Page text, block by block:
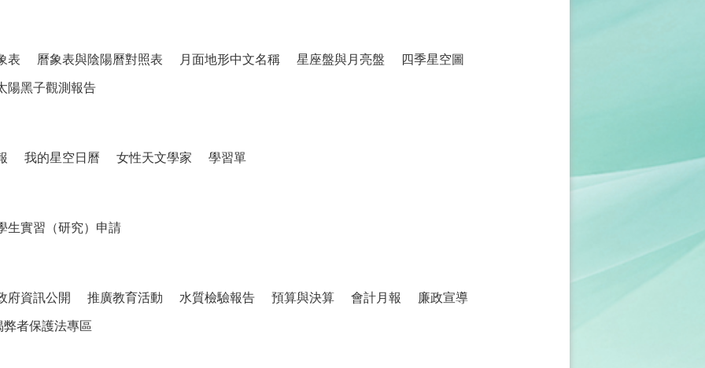
表 曆象表與陰陽曆對照表 月面地形中文名稱 星座盤與月亮盤 四季星空圖
陽黑子觀測報告
我的星空日曆 女性天文學家 學習單
生實習（研究）申請
府資訊公開 推廣教育活動 水質檢驗報告 預算與決算 會計月報 廉政宣導
弊者保護法專區